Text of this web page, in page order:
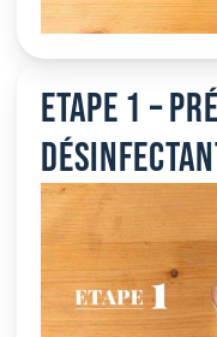
Etape 1 –